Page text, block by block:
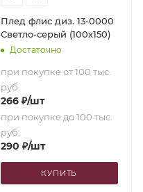
Плед флис диз. 13-0000
Светло-серый (100х150)
Достаточно
при покупке от 100 тыс.
руб.
266₽/шт
при покупке до 100 тыс.
руб.
290 ₽/шт
КУПИТЬ